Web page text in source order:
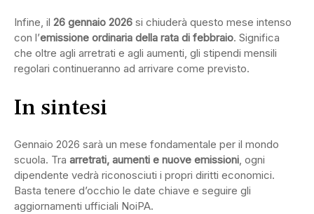
Infine, il 26 gennaio 2026 si chiuderà questo mese intenso
con l’emissione ordinaria della rata di febbraio. Significa
che oltre agli arretrati e agli aumenti, gli stipendi mensili
regolari continueranno ad arrivare come previsto.
In sintesi
Gennaio 2026 sarà un mese fondamentale per il mondo
scuola. Tra arretrati, aumenti e nuove emissioni, ogni
dipendente vedrà riconosciuti i propri diritti economici.
Basta tenere d’occhio le date chiave e seguire gli
aggiornamenti ufficiali NoiPA.